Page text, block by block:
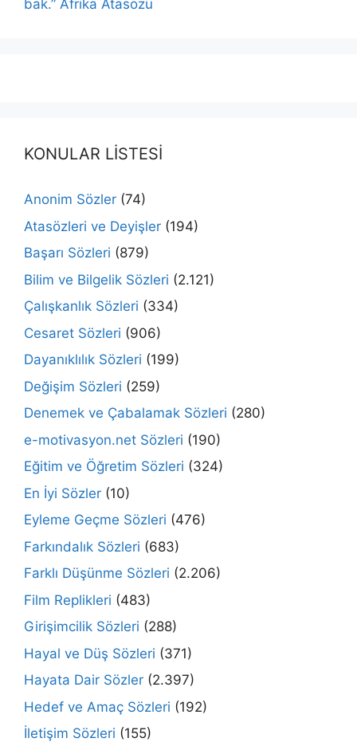
bak.” Afrika Atasözü
KONULAR LİSTESİ
Anonim Sözler (74)
Atasözleri ve Deyişler (194)
Başarı Sözleri (879)
Bilim ve Bilgelik Sözleri (2.121)
Çalışkanlık Sözleri (334)
Cesaret Sözleri (906)
Dayanıklılık Sözleri (199)
Değişim Sözleri (259)
Denemek ve Çabalamak Sözleri (280)
e-motivasyon.net Sözleri (190)
Eğitim ve Öğretim Sözleri (324)
En İyi Sözler (10)
Eyleme Geçme Sözleri (476)
Farkındalık Sözleri (683)
Farklı Düşünme Sözleri (2.206)
Film Replikleri (483)
Girişimcilik Sözleri (288)
Hayal ve Düş Sözleri (371)
Hayata Dair Sözler (2.397)
Hedef ve Amaç Sözleri (192)
İletişim Sözleri (155)